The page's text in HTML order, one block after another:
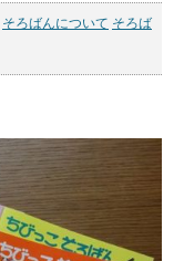
そろばんについて そろば